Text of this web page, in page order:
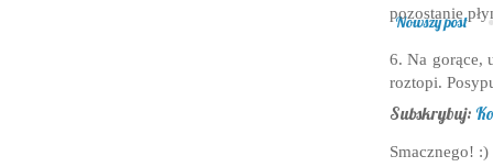
pozostanie
6. Na gorące,
roztopi.
Smacznego! :)
Nowszy post
Subskrybuj: